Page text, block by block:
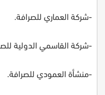
-شركة العماري للصرافة.
-شركة القاسمي الدولية
-منشأة العمودي للصرافة.